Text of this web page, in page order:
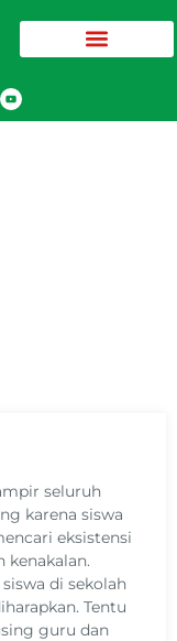
seluruh
karena siswa
eksistensi
kenakalan.
di sekolah
Tentu
guru dan